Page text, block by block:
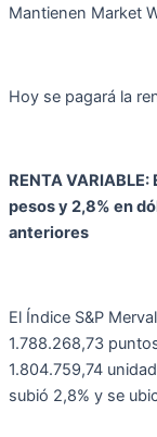
Mantienen Market
Hoy se pagará la
RENTA
pesos y 2,8% en
anteriores
El Índice S&P
1.788.268,73
1.804.759,74
subió 2,8% y se